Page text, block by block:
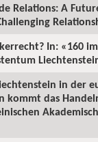
Relations: A
In: «160
in
kommt das